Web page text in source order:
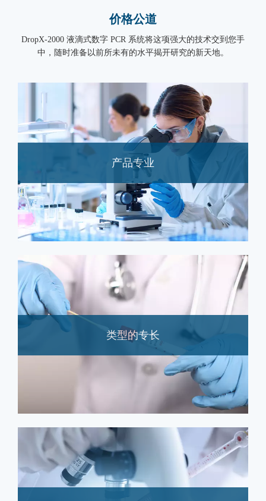
价格公道
DropX-2000 液滴式数字 PCR 系统将这项强大的技术交到您手
中，随时准备以前所未有的水平揭开研究的新天地。
产品专业
类型的专长